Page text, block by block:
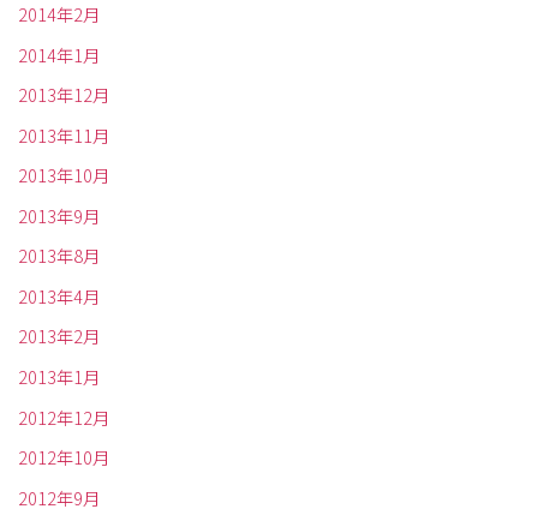
2014年2月
2014年1月
2013年12月
2013年11月
2013年10月
2013年9月
2013年8月
2013年4月
2013年2月
2013年1月
2012年12月
2012年10月
2012年9月